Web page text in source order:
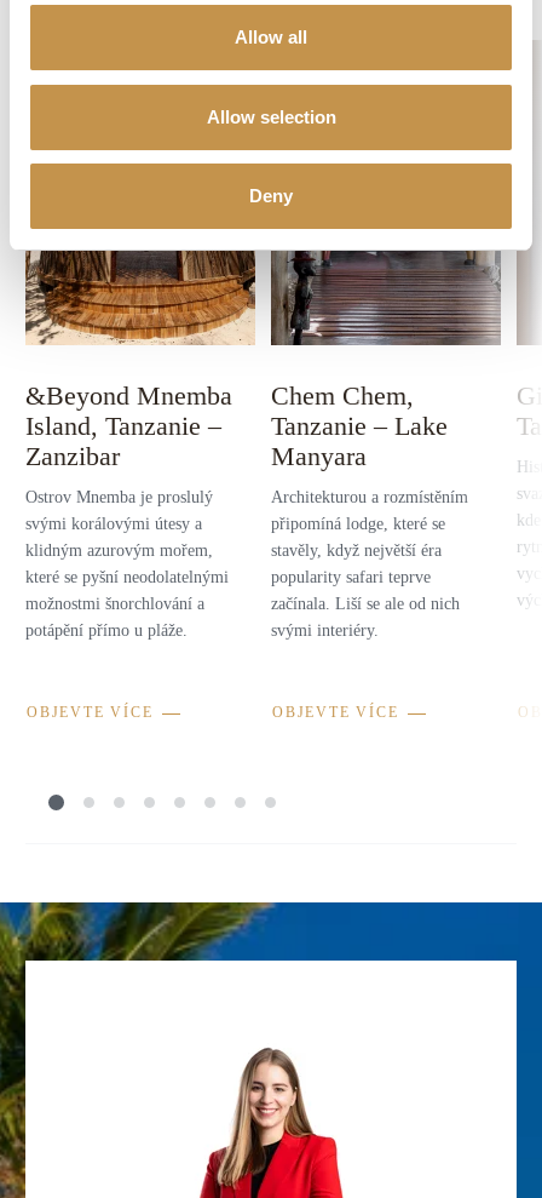
Allow all
Allow selection
Deny
&Beyond Mnemba
Island, Tanzanie –
Zanzibar
Ostrov Mnemba je proslulý
svými korálovými útesy a
klidným azurovým mořem,
které se pyšní neodolatelnými
možnostmi šnorchlování a
potápění přímo u pláže.
OBJEVTE VÍCE
Chem Chem,
Tanzanie – Lake
Manyara
Architekturou a rozmístěním
připomíná lodge, které se
stavěly, když největší éra
popularity safari teprve
začínala. Liší se ale od nich
svými interiéry.
OBJEVTE VÍCE